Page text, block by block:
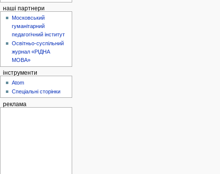
наші партнери
Московський
гуманітарний
педагогічний інститут
Освітньо-суспільний
журнал «РІДНА
МОВА»
інструменти
Atom
Спеціальні сторінки
реклама